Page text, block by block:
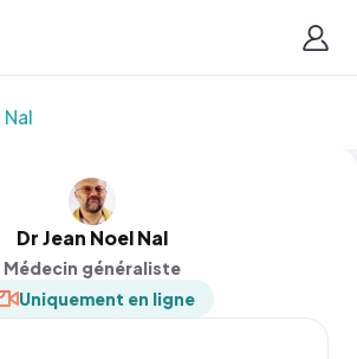
Dr Jean Noel Nal
Médecin généraliste
Uniquement en ligne